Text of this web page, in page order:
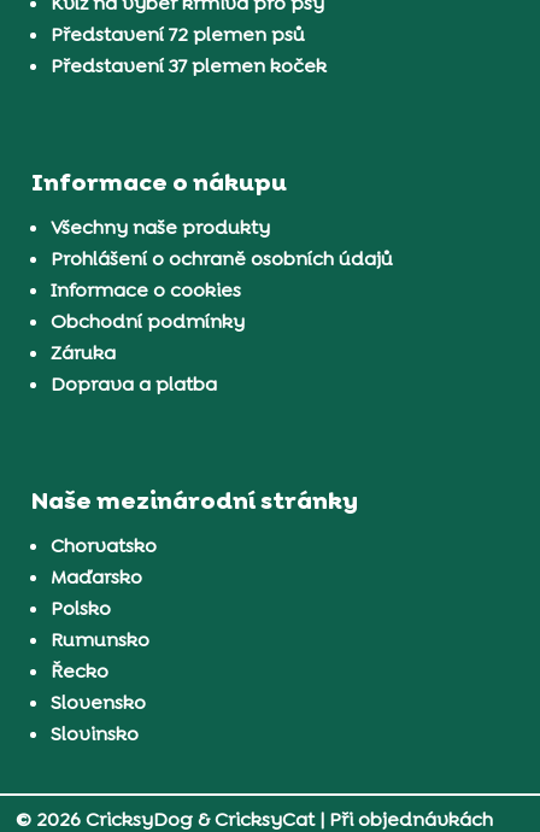
Představení 72 plemen psů
Představení 37 plemen koček
Informace o nákupu
Všechny naše produkty
Prohlášení o ochraně osobních údajů
Informace o cookies
Obchodní podmínky
Záruka
Doprava a platba
Naše mezinárodní stránky
Chorvatsko
Maďarsko
Polsko
Rumunsko
Řecko
Slovensko
Slovinsko
© 2026 CricksyDog & CricksyCat| Při objednávkách